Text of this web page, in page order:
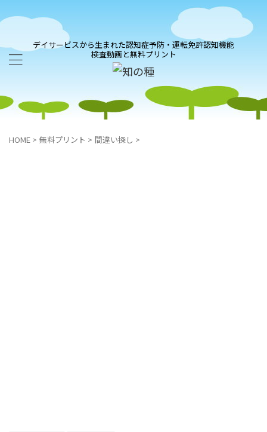
デイサービスから生まれた認知症予防・運転免許認知機能
検査動画と無料プリント
HOME > 無料プリント > 間違い探し >